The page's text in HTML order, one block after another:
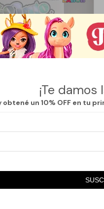
¡Te
un 10% OFF en tu
55